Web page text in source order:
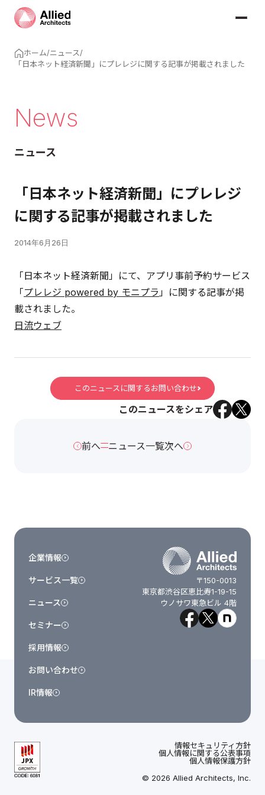
ホーム/ニュース/
「日本ネット経済新聞」にプレレジに関する記事が掲載されました
News
ニュース
「日本ネット経済新聞」にプレレジ
に関する記事が掲載されました
2014年6月26日
「日本ネット経済新聞」にて、アプリ事前予約サービス
「プレレジ powered by モニプラ 」に関する記事が掲
載されました。
日流ウェブ
このニュースに関するお問い合わせ
このニュースをシェア
前へ ニュース一覧次へ
〒150-0013
東京都渋谷区恵比寿1-19-15
ウノサワ東急ビル 4階
企業情報
サービス一覧
ニュース
セミナー
採用情報
お問い合わせ
IR情報
情報セキュリティ方針
個人情報に関する公表事項
個人情報保護方針
© 2026 Allied Architects, Inc.